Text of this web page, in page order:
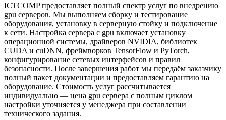
ICTCOMP предоставляет полный спектр услуг по внедрению
gpu серверов. Мы выполняем сборку и тестирование
оборудования, установку в серверную стойку и подключение
к сети. Настройка сервера с gpu включает установку
операционной системы, драйверов NVIDIA, библиотек
CUDA и cuDNN, фреймворков TensorFlow и PyTorch,
конфигурирование сетевых интерфейсов и правил
безопасности. После завершения работ мы передаём заказчику
полный пакет документации и предоставляем гарантию на
оборудование. Стоимость услуг рассчитывается
индивидуально — цена gpu сервера с полным циклом
настройки уточняется у менеджера при составлении
технического задания.